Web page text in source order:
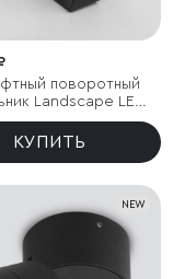
поворотный
Landscape LED
IP54
КУПИТЬ
NEW